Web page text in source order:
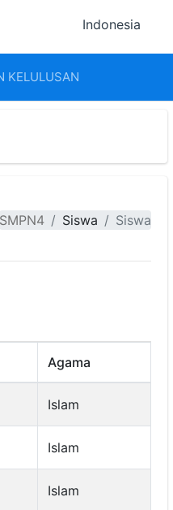
Indonesia
KELULUSAN
SMPN4 Siswa Siswa
Agama
Islam
Islam
Islam